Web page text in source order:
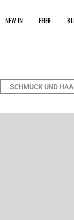
NEW IN FEIER
SCHMUCK UND